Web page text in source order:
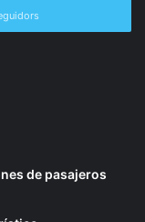
de pasajeros